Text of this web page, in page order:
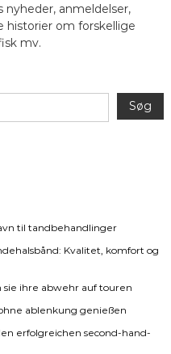
nyheder, anmeldelser,
om forskellige
mv.
Søg
til tandbehandlinger
Kvalitet, komfort og
ihre abwehr auf touren
ablenkung genießen
erfolgreichen second-hand-